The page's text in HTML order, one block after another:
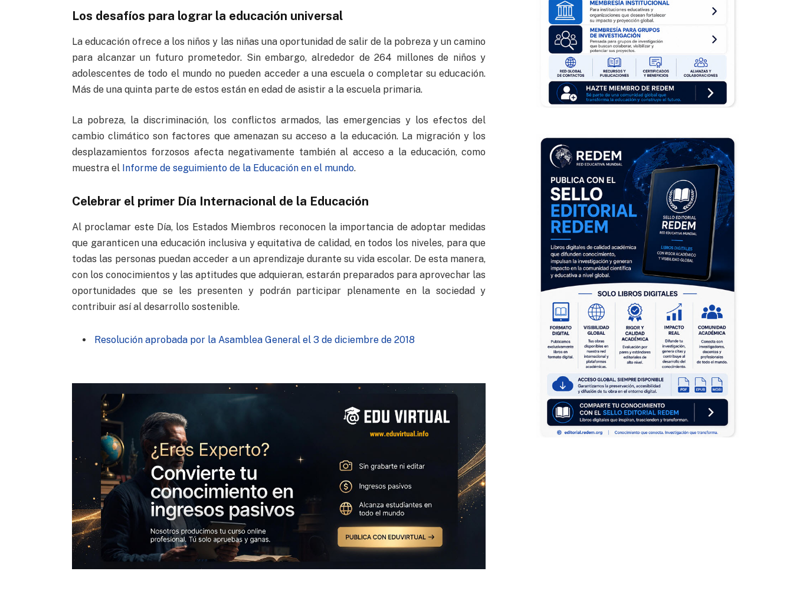
Los desafíos para lograr la educación universal
La educación ofrece a los niños y las niñas una oportunidad de salir de la pobreza y un camino
para alcanzar un futuro prometedor. Sin embargo, alrededor de 264 millones de niños y
adolescentes de todo el mundo no pueden acceder a una escuela o completar su educación.
Más de una quinta parte de estos están en edad de asistir a la escuela primaria.
La pobreza, la discriminación, los conflictos armados, las emergencias y los efectos del
cambio climático son factores que amenazan su acceso a la educación. La migración y los
desplazamientos forzosos afecta negativamente también al acceso a la educación, como
muestra el Informe de seguimiento de la Educación en el mundo.
Celebrar el primer Día Internacional de la Educación
Al proclamar este Día, los Estados Miembros reconocen la importancia de adoptar medidas
que garanticen una educación inclusiva y equitativa de calidad, en todos los niveles, para que
todas las personas puedan acceder a un aprendizaje durante su vida escolar. De esta manera,
con los conocimientos y las aptitudes que adquieran, estarán preparados para aprovechar las
oportunidades que se les presenten y podrán participar plenamente en la sociedad y
contribuir así al desarrollo sostenible.
Resolución aprobada por la Asamblea General el 3 de diciembre de 2018